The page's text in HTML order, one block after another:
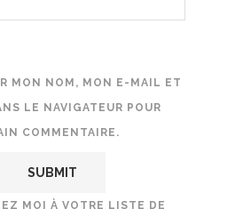
MON NOM, MON E-MAIL ET
LE NAVIGATEUR POUR
COMMENTAIRE.
MOI À VOTRE LISTE DE